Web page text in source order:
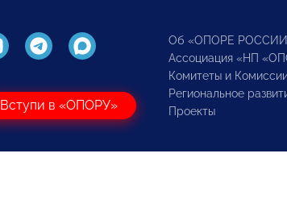
Вступи в «ОПОРУ»
Об «ОПОРЕ
Ассоциация «НП
Комитеты и
Региональное
Проекты